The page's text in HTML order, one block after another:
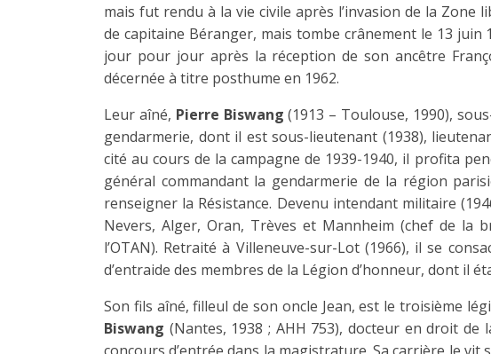
mais fut rendu à la vie civile après l’invasion de la Zone
de capitaine Béranger, mais tombe crânement le 13 juin
jour pour jour après la réception de son ancêtre
décernée à titre posthume en 1962.
Leur aîné, Pierre Biswang(1913 – Toulouse, 1990),
gendarmerie, dont il est sous-lieutenant (1938),
cité au cours de la campagne de 1939-1940, il profita
général commandant la gendarmerie de la région
renseigner la Résistance. Devenu intendant militaire
Nevers, Alger, Oran, Trèves et Mannheim (chef de la
l’OTAN). Retraité à Villeneuve-sur-Lot (1966), il se
d’entraide des membres de la Légion d’honneur, dont il
Son fils aîné, filleul de son oncle Jean, est le troisième
Biswang (Nantes, 1938 ; AHH 753), docteur en droit